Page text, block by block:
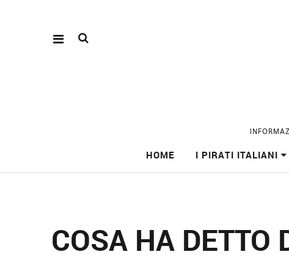
HOME I PIRATI ITALIANI
COSA HA DETTO